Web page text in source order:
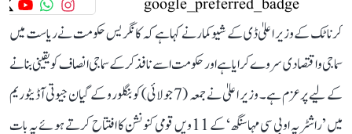
کرناٹک کے وزیر اعلیٰ ڈی کے شیوکمار نے کہا ہے کہ کانگریس حکومت نے ریاست میں
سماجی و اقتصادی سروے کرایا ہے اور حکومت اسے نافذ کر کے سماجی انصاف کو یقینی بنانے
کے لیے پرعزم ہے۔ وزیر اعلیٰ نے جمعہ (7 جولائی) کو بنگلورو کے گیان جیوتی آڈیٹوریم
میں ’راشٹریہ او بی سی مہاسنگھ‘ کے 11ویں قومی کنونشن کا افتتاح کرتے ہوئے یہ بات